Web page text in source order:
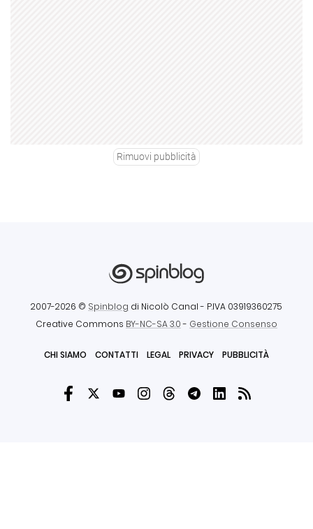
Rimuovi pubblicità
2007-2026 © Spinblog di Nicolò Canal - P.IVA 03919360275
Creative Commons BY-NC-SA 3.0- Gestione Consenso
CHI SIAMO CONTATTI LEGAL PRIVACY PUBBLICITÀ